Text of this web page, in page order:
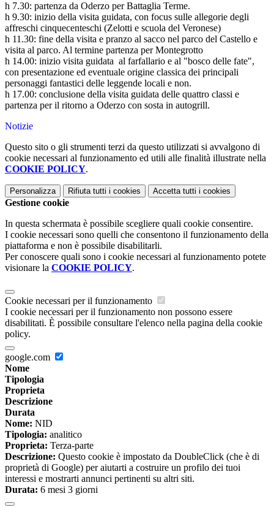
h 7.30: partenza da Oderzo per Battaglia Terme.
h 9.30: inizio della visita guidata, con focus sulle allegorie degli
affreschi cinquecenteschi (Zelotti e scuola del Veronese)
h 11.30: fine della visita e pranzo al sacco nel parco del Castello e
visita al parco. Al termine partenza per Montegrotto
h 14.00: inizio visita guidata al farfallario e al "bosco delle fate",
con presentazione ed eventuale origine classica dei principali
personaggi fantastici delle leggende locali e non.
h 17.00: conclusione della visita guidata delle quattro classi e
partenza per il ritorno a Oderzo con sosta in autogrill.
Notizie
Questo sito o gli strumenti terzi da questo utilizzati si avvalgono di
cookie necessari al funzionamento ed utili alle finalità illustrate nella
COOKIE POLICY.
Personalizza Rifiuta tutti i cookies Accetta tutti i cookies
Gestione cookie
In questa schermata è possibile scegliere quali cookie consentire.
I cookie necessari sono quelli che consentono il funzionamento della
piattaforma e non è possibile disabilitarli.
Per conoscere quali sono i cookie necessari al funzionamento potete
visionare la COOKIE POLICY.
Cookie necessari per il funzionamento
I cookie necessari per il funzionamento non possono essere
disabilitati. È possibile consultare l'elenco nella pagina della cookie
policy.
google.com
Nome
Tipologia
Proprieta
Descrizione
Durata
Nome: NID
Tipologia: analitico
Proprieta: Terza-parte
Descrizione: Questo cookie è impostato da DoubleClick (che è di
proprietà di Google) per aiutarti a costruire un profilo dei tuoi
interessi e mostrarti annunci pertinenti su altri siti.
Durata: 6 mesi 3 giorni